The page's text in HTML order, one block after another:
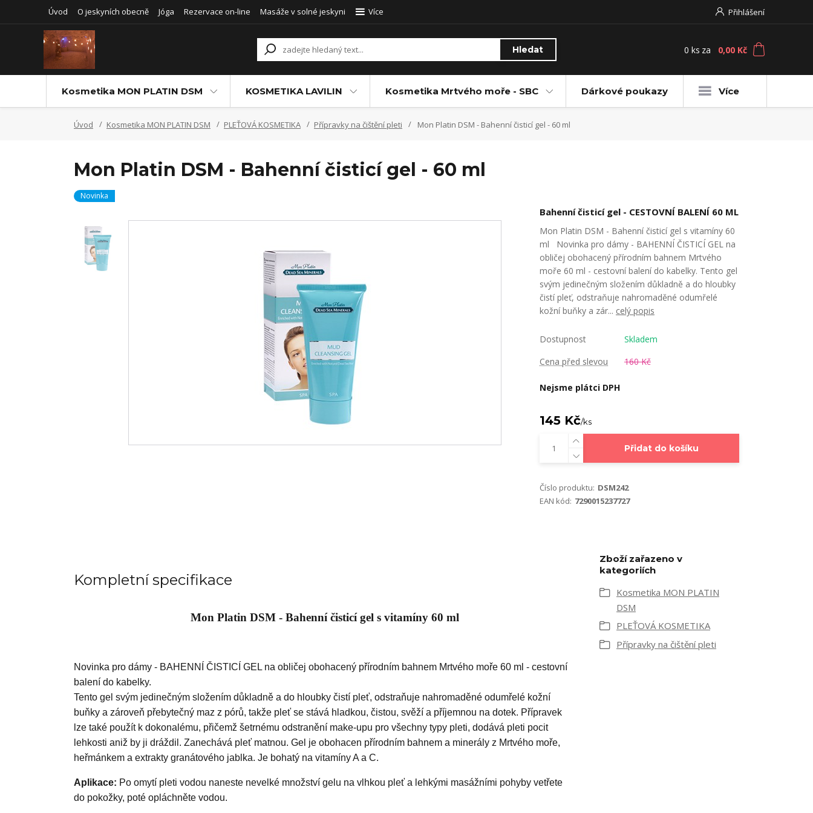
Úvod O jeskyních obecně Jóga Rezervace on-line Masáže v solné jeskyni Více Přihlášení
Hledat 0 ks za 0,00 Kč
Kosmetika MON PLATIN DSM KOSMETIKA LAVILIN Kosmetika Mrtvého moře - SBC Dárkové poukazy Více
Úvod Kosmetika MON PLATIN DSM PLEŤOVÁ KOSMETIKA Přípravky na čištění pleti Mon Platin DSM - Bahenní čisticí gel - 60 ml
Mon Platin DSM - Bahenní čisticí gel - 60 ml
Novinka
Bahenní čisticí gel - CESTOVNÍ BALENÍ 60 ML
Mon Platin DSM - Bahenní čisticí gel s vitamíny 60
ml Novinka pro dámy - BAHENNÍ ČISTICÍ GEL na
obličej obohacený přírodním bahnem Mrtvého
moře 60 ml - cestovní balení do kabelky. Tento gel
svým jedinečným složením důkladně a do hloubky
čistí pleť, odstraňuje nahromaděné odumřelé
kožní buňky a zár... celý popis
Dostupnost
Skladem
Cena před slevou
160 Kč
Nejsme plátci DPH
145 Kč/ks
Přidat do košíku
Číslo produktu: DSM242
EAN kód: 7290015237727
Kompletní specifikace
Mon Platin DSM - Bahenní čisticí gel s vitamíny 60 ml
Novinka pro dámy - BAHENNÍ ČISTICÍ GEL na obličej obohacený přírodním bahnem Mrtvého moře 60 ml - cestovní
balení do kabelky.
Tento gel svým jedinečným složením důkladně a do hloubky čistí pleť, odstraňuje nahromaděné odumřelé kožní
buňky a zároveň přebytečný maz z pórů, takže pleť se stává hladkou, čistou, svěží a příjemnou na dotek. Přípravek
lze také použít k dokonalému, přičemž šetrnému odstranění make-upu pro všechny typy pleti, dodává pleti pocit
lehkosti aniž by ji dráždil. Zanechává pleť matnou. Gel je obohacen přírodním bahnem a minerály z Mrtvého moře,
heřmánkem a extrakty granátového jablka. Je bohatý na vitamíny A a C.
Aplikace: Po omytí pleti vodou naneste nevelké množství gelu na vlhkou pleť a lehkými masážními pohyby vetřete
do pokožky, poté opláchněte vodou.
Zboží zařazeno v
kategoriích
Kosmetika MON PLATIN
DSM
PLEŤOVÁ KOSMETIKA
Přípravky na čištění pleti